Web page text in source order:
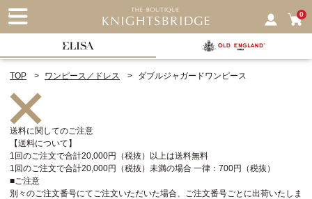
0
TOP ワンピース／ドレス ダブルジャガードワンピース
送料に関してのご注意
【送料について】
1回のご注文で合計20,000円（税抜）以上は送料無料
1回のご注文で合計20,000円（税抜）未満の場合 一律：700円（税抜）
■ご注意
別々のご注文番号にてご注文いただいた場合、ご注文番号ごとに出荷いたしま